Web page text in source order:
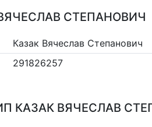
СТЕПАНОВИЧ
Казак Вячеслав Степанович
291826257
КАЗАК ВЯЧЕСЛАВ